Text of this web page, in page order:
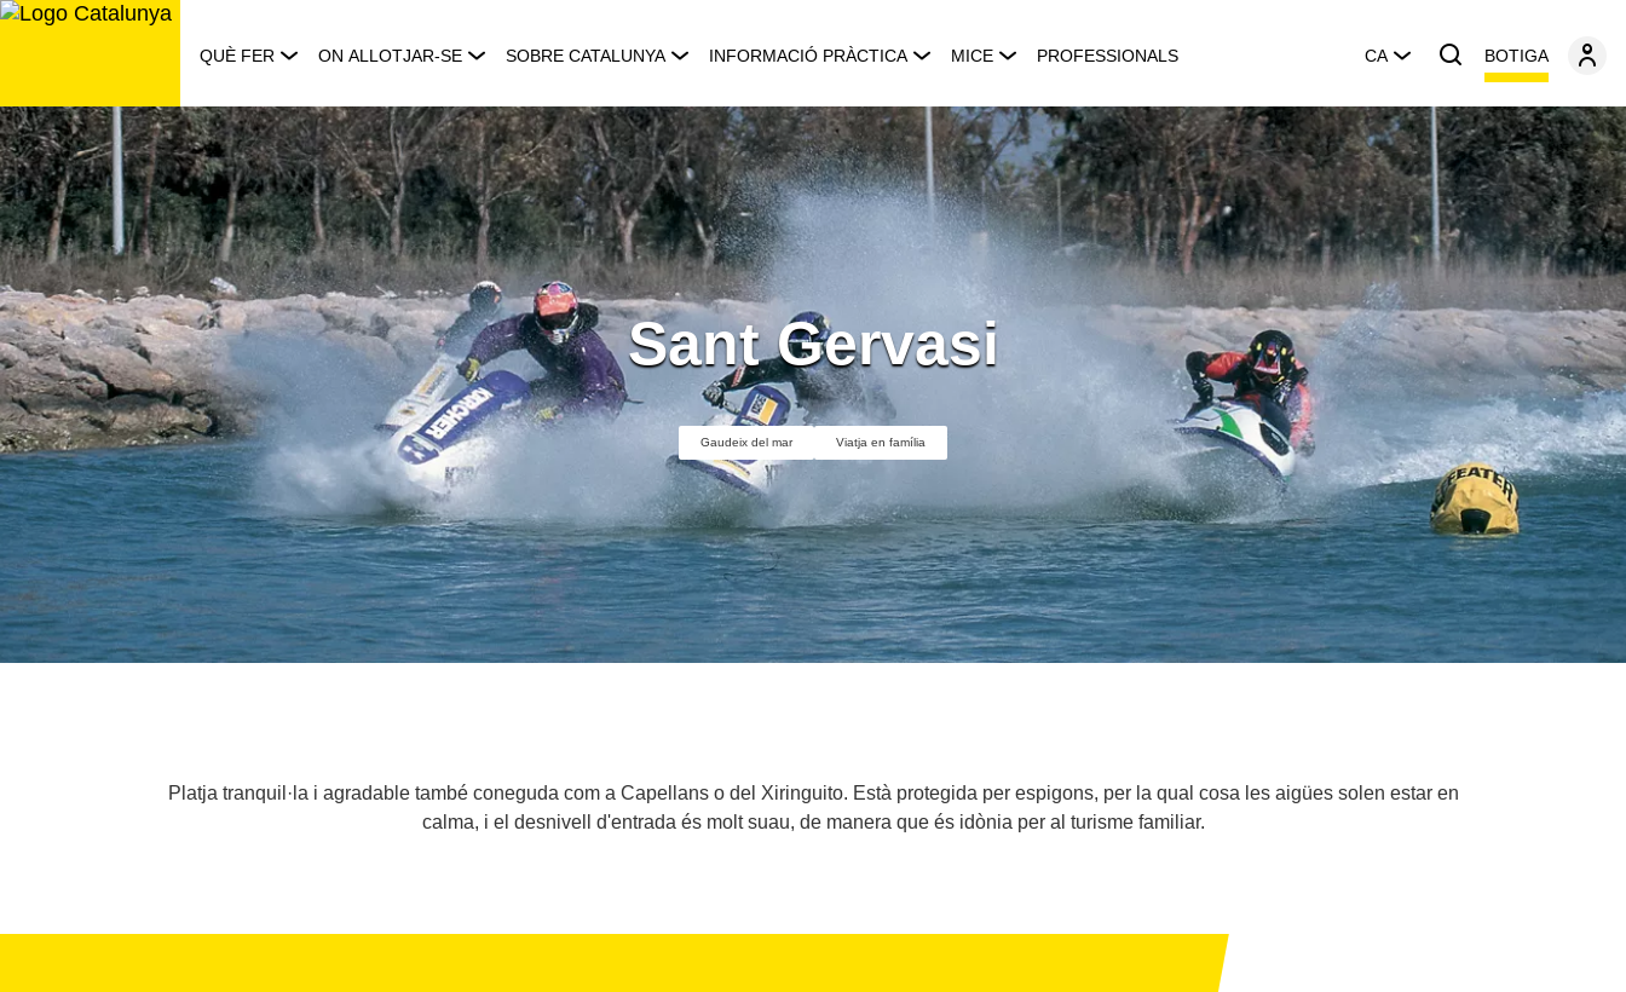
Saltar
QUÈ FER ON ALLOTJAR-SE SOBRE CATALUNYA INFORMACIÓ PRÀCTICA MICE PROFESSIONALS CA BOTIGA
Sant Gervasi
Gaudeix del mar Viatja en família
Platja tranquil·la i agradable també coneguda com a Capellans o del Xiringuito. Està protegida per espigons, per la qual cosa les aigües solen estar en
calma, i el desnivell d'entrada és molt suau, de manera que és idònia per al turisme familiar.